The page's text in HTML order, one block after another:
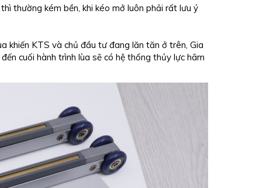
thường kém bền, khi kéo mở luôn phải rất lưu ý
khiến KTS và chủ đầu tư đang lăn tăn ở trên, Gia
cuối hành trình lùa sẽ có hệ thống thủy lực hãm